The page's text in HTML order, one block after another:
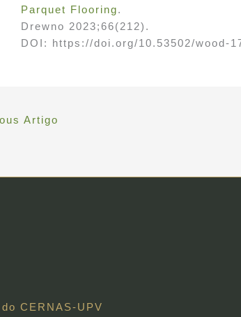
Parquet Flooring.
Drewno 2023;66(212).
DOI: https://doi.org/10.53502/wood-
Artigo
CERNAS-UPV